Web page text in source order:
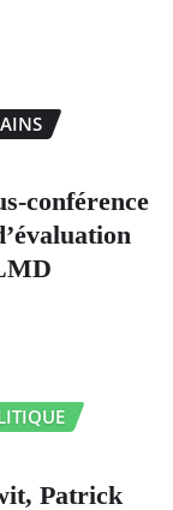
conférence
Patrick